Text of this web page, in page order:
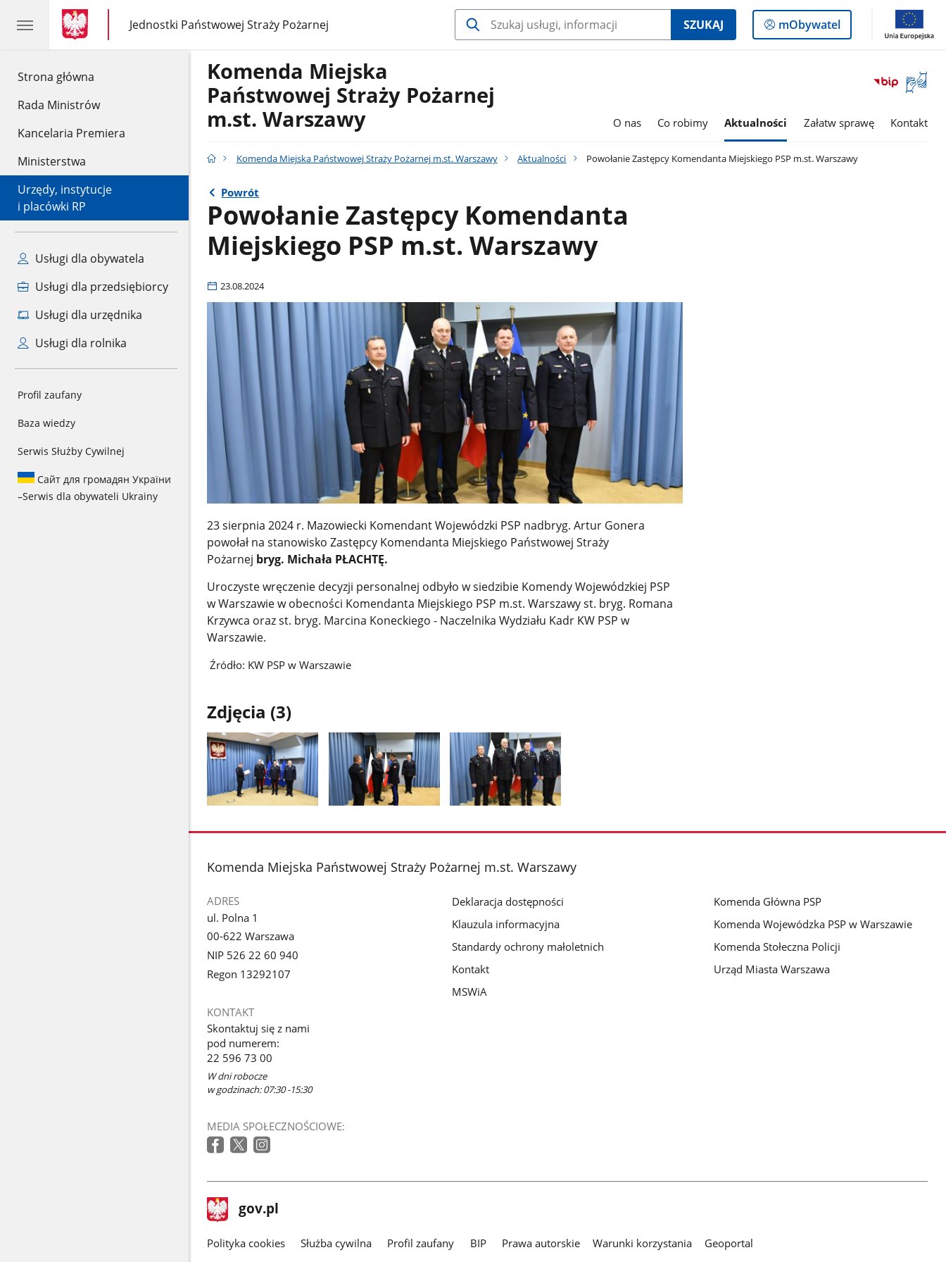
Strona główna
Rada Ministrów
Kancelaria Premiera
Ministerstwa
Urzędy, instytucje
i placówki RP
Usługi dla obywatela
Usługi dla przedsiębiorcy
Usługi dla urzędnika
Usługi dla rolnika
Profil zaufany
Baza wiedzy
Serwis Służby Cywilnej
Сайт для громадян України
–Serwis dla obywateli Ukrainy
gov.pl
gov.pl
Jednostki Państwowej Straży Pożarnej
gov.pl
Jednostki
Państwowej
SZUKAJ
Logowanie
do
mObywatel
Otwórz
okno
Komenda Miejska
Państwowej Straży Pożarnej
m.st. Warszawy
O nas Co robimy Aktualności Załatw sprawę Kontakt
Komenda Miejska Państwowej Straży Pożarnej m.st. Warszawy Aktualności Powołanie Zastępcy Komendanta Miejskiego PSP m.st. Warszawy
Powrót
Powołanie Zastępcy Komendanta
Miejskiego PSP m.st. Warszawy
23.08.2024
23 sierpnia 2024 r. Mazowiecki Komendant Wojewódzki PSP nadbryg. Artur Gonera
powołał na stanowisko Zastępcy Komendanta Miejskiego Państwowej Straży
Pożarnej bryg. Michała PŁACHTĘ.
Uroczyste wręczenie decyzji personalnej odbyło w siedzibie Komendy Wojewódzkiej PSP
w Warszawie w obecności Komendanta Miejskiego PSP m.st. Warszawy st. bryg. Romana
Krzywca oraz st. bryg. Marcina Koneckiego - Naczelnika Wydziału Kadr KW PSP w
Warszawie.
Źródło: KW PSP w Warszawie
Zdjęcia (3)
galerii.
galerii.
galerii.
stopka
Komenda Miejska Państwowej Straży Pożarnej m.st. Warszawy
ADRES
ul. Polna 1
00-622 Warszawa
NIP 526 22 60 940
Regon 13292107
KONTAKT
Skontaktuj się z nami
pod numerem:
22 596 73 00
W dni robocze
w godzinach: 07:30 -15:30
MEDIA SPOŁECZNOŚCIOWE:
Deklaracja dostępności
Klauzula informacyjna
Standardy ochrony małoletnich
Kontakt
MSWiA
Komenda Główna PSP
Komenda Wojewódzka PSP w Warszawie
Komenda Stołeczna Policji
Urząd Miasta Warszawa
stopka
gov.pl Strona
gov.pl
gov.pl
Polityka cookies Służba cywilna Profil zaufany BIP Prawa autorskie Warunki korzystania
Geoportal